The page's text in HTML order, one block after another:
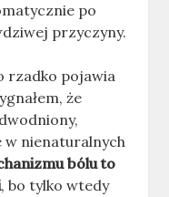
po
przyczyny.
rzadko pojawia
że
w nienaturalnych
bólu to
, bo tylko wtedy